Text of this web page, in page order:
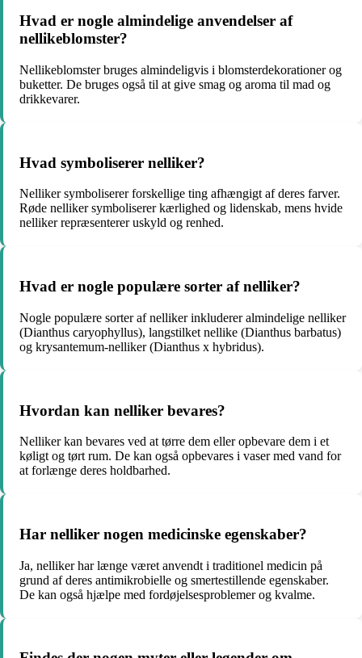
Hvad er nogle almindelige anvendelser af
nellikeblomster?
Nellikeblomster bruges almindeligvis i blomsterdekorationer og
buketter. De bruges også til at give smag og aroma til mad og
drikkevarer.
Hvad symboliserer nelliker?
Nelliker symboliserer forskellige ting afhængigt af deres farver.
Røde nelliker symboliserer kærlighed og lidenskab, mens hvide
nelliker repræsenterer uskyld og renhed.
Hvad er nogle populære sorter af nelliker?
Nogle populære sorter af nelliker inkluderer almindelige nelliker
(Dianthus caryophyllus), langstilket nellike (Dianthus barbatus)
og krysantemum-nelliker (Dianthus x hybridus).
Hvordan kan nelliker bevares?
Nelliker kan bevares ved at tørre dem eller opbevare dem i et
køligt og tørt rum. De kan også opbevares i vaser med vand for
at forlænge deres holdbarhed.
Har nelliker nogen medicinske egenskaber?
Ja, nelliker har længe været anvendt i traditionel medicin på
grund af deres antimikrobielle og smertestillende egenskaber.
De kan også hjælpe med fordøjelsesproblemer og kvalme.